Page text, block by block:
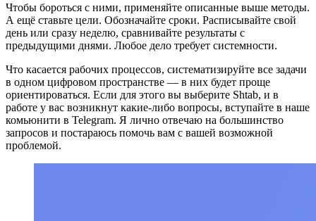
Чтобы бороться с ними, применяйте описанные выше методы.
А ещё ставьте цели. Обозначайте сроки. Расписывайте свой
день или сразу неделю, сравнивайте результаты с
предыдущими днями. Любое дело требует системности.
Что касается рабочих процессов, систематизируйте все задачи
в одном цифровом пространстве — в них будет проще
ориентироваться. Если для этого вы выберите Shtab, и в
работе у вас возникнут какие-либо вопросы, вступайте в наше
комьюнити в Telegram. Я лично отвечаю на большинство
запросов и постараюсь помочь вам с вашей возможной
проблемой.